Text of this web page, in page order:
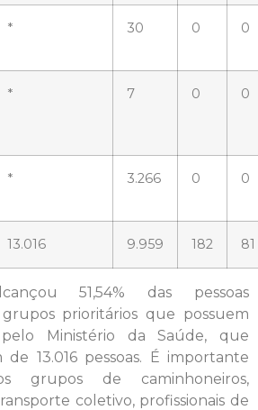
* 30 0 0
* 7 0 0
* 3.266 0 0
13.016 9.959 182 81
51,54% das pessoas
prioritários que possuem
Ministério da Saúde, que
de 13.016 pessoas. É importante
grupos de caminhoneiros,
coletivo, profissionais de